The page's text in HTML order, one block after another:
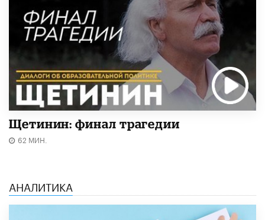
Щетинин: финал трагедии
62 МИН.
АНАЛИТИКА